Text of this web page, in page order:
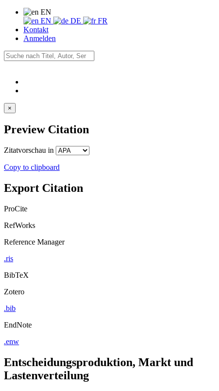
EN
EN
DE
FR
Kontakt
Anmelden
×
Preview Citation
Zitatvorschau in
Copy to clipboard
Export Citation
ProCite
RefWorks
Reference Manager
.ris
BibTeX
Zotero
.bib
EndNote
.enw
Entscheidungsproduktion, Markt und
Lastenverteilung